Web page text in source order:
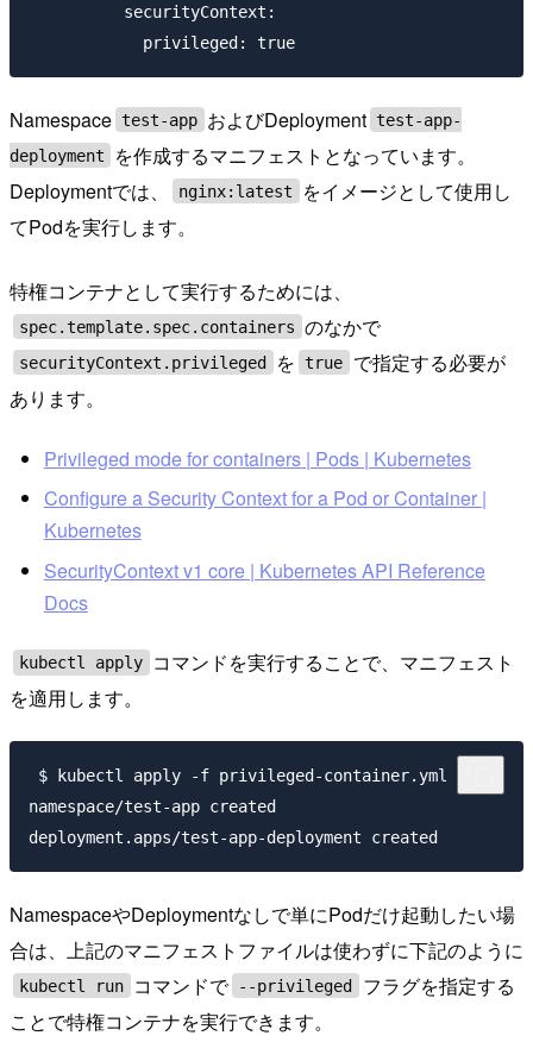
          securityContext:
Namespace test-app およびDeployment test-app-
deployment
を作成するマニフェストとなっています。
Deploymentでは、
nginx:latest
をイメージとして使用し
てPodを実行します。
特権コンテナとして実行するためには、
spec.template.spec.containers のなかで
securityContext.privileged を true
で指定する必要が
あります。
Privileged mode for containers | Pods | Kubernetes
Configure a Security Context for a Pod or Container |
Kubernetes
SecurityContext v1 core | Kubernetes API Reference
Docs
kubectl apply
コマンドを実行することで、マニフェスト
を適用します。
$ kubectl apply -f privileged-container.yml
namespace/test-app created
NamespaceやDeploymentなしで単にPodだけ起動したい場
合は、上記のマニフェストファイルは使わずに下記のように
kubectl run コマンドで --privileged
フラグを指定する
ことで特権コンテナを実行できます。